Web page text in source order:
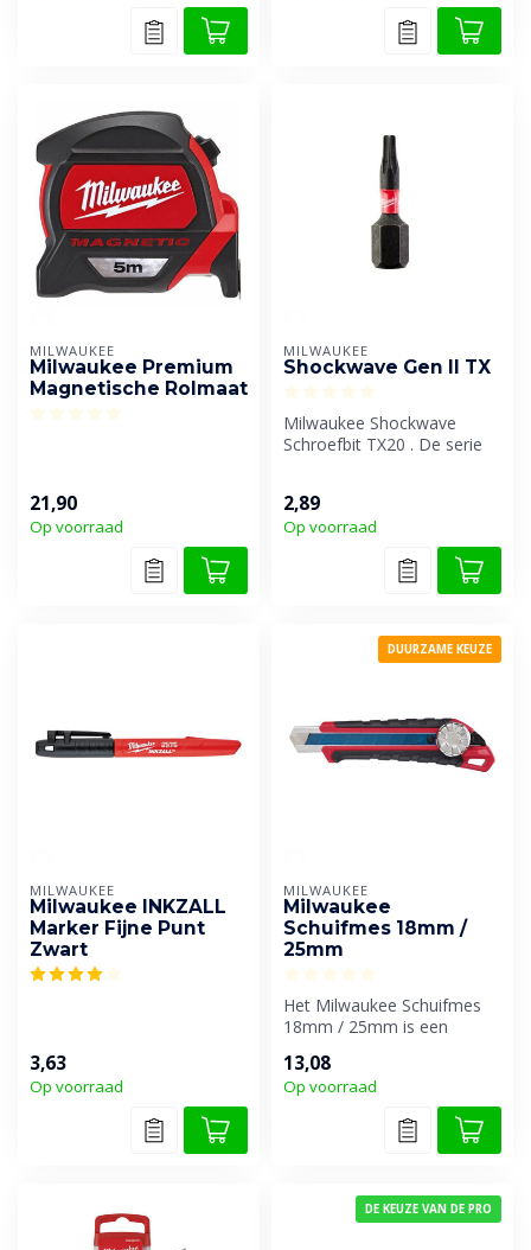
MILWAUKEE
Milwaukee Premium
Magnetische Rolmaat
21,90
Op voorraad
MILWAUKEE
Shockwave Gen II TX
Milwaukee Shockwave
Schroefbit TX20 . De serie
2,89
Op voorraad
MILWAUKEE
Milwaukee INKZALL
Marker Fijne Punt
Zwart
3,63
Op voorraad
DUURZAME KEUZE
MILWAUKEE
Milwaukee
Schuifmes 18mm /
25mm
Het Milwaukee Schuifmes
18mm / 25mm is een
afbreekmes, on...
13,08
Op voorraad
DE KEUZE VAN DE PRO